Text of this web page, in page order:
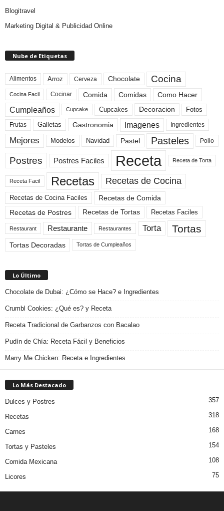
Blogitravel
Marketing Digital & Publicidad Online
Nube de Etiquetas
Alimentos Arroz Cerveza Chocolate Cocina
Cocina Facil Cocinar Comida Comidas Como Hacer
Cumpleaños Cupcake Cupcakes Decoracion Fotos
Frutas Galletas Gastronomia Imagenes Ingredientes
Mejores Modelos Navidad Pastel Pasteles Pollo
Postres Postres Faciles Receta Receta de Torta
Receta Facil Recetas Recetas de Cocina
Recetas de Cocina Faciles
Recetas de Comida
Recetas de Postres
Recetas de Tortas Recetas Faciles
Restaurant Restaurante Restaurantes Torta Tortas
Tortas Decoradas Tortas de Cumpleaños
Lo Último
Chocolate de Dubai: ¿Cómo se Hace? e Ingredientes
Crumbl Cookies: ¿Qué es? y Receta
Receta Tradicional de Garbanzos con Bacalao
Pudín de Chía: Receta Fácil y Beneficios
Marry Me Chicken: Receta e Ingredientes
Lo Más Destacado
Dulces y Postres 357
Recetas 318
Carnes 168
Tortas y Pasteles 154
Comida Mexicana 108
Licores 75